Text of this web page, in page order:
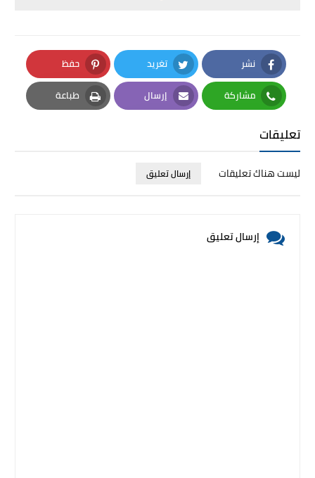
نشر
Facebook
تغريد
Twitter
حفظ
Pinterest
مشاركة
Whatsapp
إرسال
Email
طباعة
Print
تعليقات
ليست هناك تعليقات إرسال تعليق
إرسال تعليق